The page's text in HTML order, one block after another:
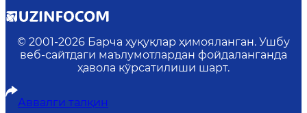
© 2001-2026 Барча ҳуқуқлар ҳимояланган. Ушбу
веб-сайтдаги маълумотлардан фойдаланганда
ҳавола кўрсатилиши шарт.
Аввалги талқин